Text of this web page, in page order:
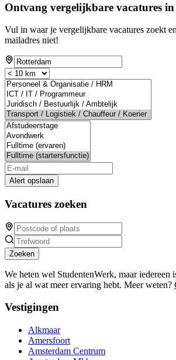
Ontvang vergelijkbare vacatures
Vul in waar je vergelijkbare vacatures zoekt
mailadres niet!
Alert opslaan
Vacatures zoeken
Zoeken
We heten wel StudentenWerk, maar iedereen
als je al wat meer ervaring hebt. Meer weten?
Vestigingen
Alkmaar
Amersfoort
Amsterdam Centrum